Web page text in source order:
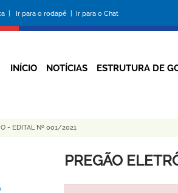
| Ir para o rodapé | Ir para o Chat
INÍCIO NOTÍCIAS ESTRUTURA DE
- EDITAL Nº 001/2021
PREGÃO